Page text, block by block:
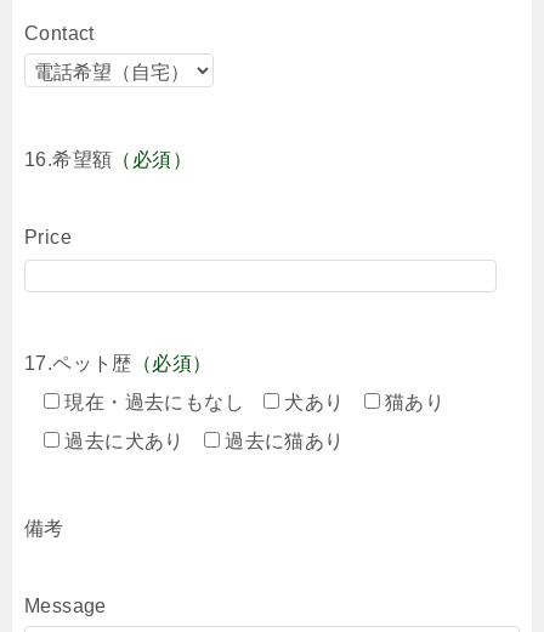
Contact
16.希望額 （必須）
Price
17.ペット歴 （必須）
現在・過去にもなし
犬あり
猫あり
過去に犬あり
過去に猫あり
備考
Message